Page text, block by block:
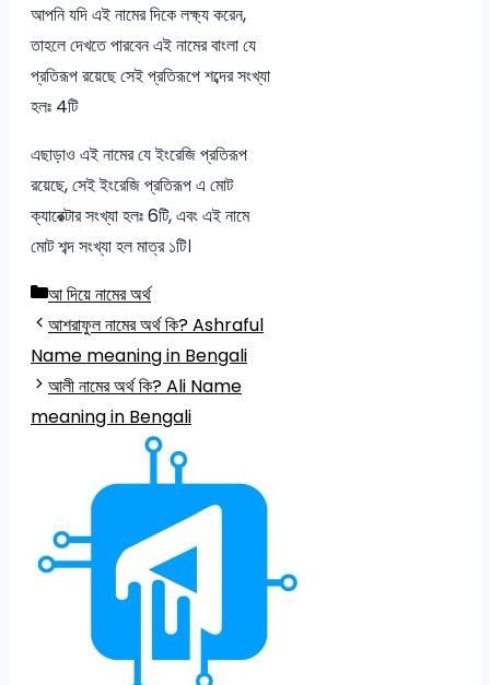
আপনি যদি এই নামের দিকে লক্ষ্য করেন,
তাহলে দেখতে পারবেন এই নামের বাংলা যে
প্রতিরূপ রয়েছে সেই প্রতিরূপে শব্দের সংখ্যা
হলঃ 4টি
এছাড়াও এই নামের যে ইংরেজি প্রতিরূপ
রয়েছে, সেই ইংরেজি প্রতিরূপ এ মোট
ক্যারেক্টার সংখ্যা হলঃ 6টি, এবং এই নামে
মোট শব্দ সংখ্যা হল মাত্র ১টি।
Categories
আ দিয়ে নামের অর্থ
আশরাফুল নামের অর্থ কি? Ashraful
Name meaning in Bengali
আলী নামের অর্থ কি? Ali Name
meaning in Bengali